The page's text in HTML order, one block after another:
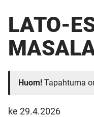
LATO-
Huom! Tapahtuma
ke 29.4.2026